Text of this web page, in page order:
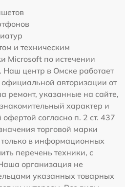
и техническим
Microsoft по истечении
Наш центр в Омске работает
авторизации от
ремонт, указанные на сайте,
характер и
согласно п. 2 ст. 437
торговой марки
в информационных
перечень техники, с
организация не
указанных товарных